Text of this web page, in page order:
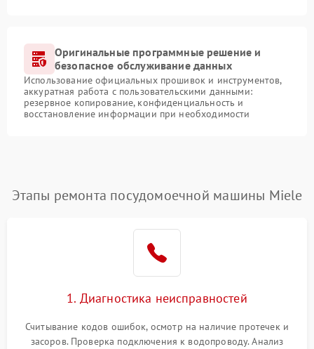
Оригинальные программные решение и
безопасное обслуживание данных
Использование официальных прошивок и инструментов,
аккуратная работа с пользовательскими данными:
резервное копирование, конфиденциальность и
восстановление информации при необходимости
Этапы ремонта посудомоечной машины Miele
1. Диагностика неисправностей
Считывание кодов ошибок, осмотр на наличие протечек и
засоров. Проверка подключения к водопроводу. Анализ